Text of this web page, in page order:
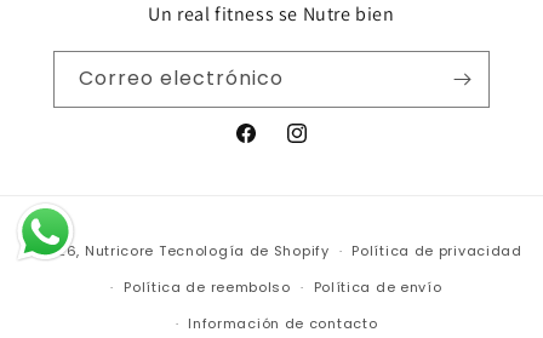
Un real fitness se Nutre bien
Correo electrónico
FacebookInstagram
de
pago
© 2026, Nutricore Tecnología de Shopify
Política de privacidad
Política de reembolso
Política de envío
Información de contacto